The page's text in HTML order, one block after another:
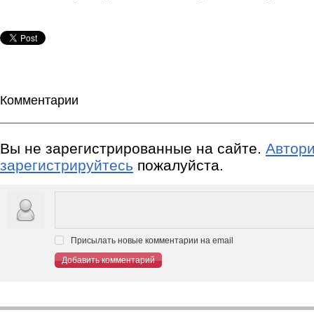
Комментарии
Вы не зарегистрированные на сайте.
зарегистрируйтесь пожалуйста.
Присылать новые комментарии на email
Добавить комментарий